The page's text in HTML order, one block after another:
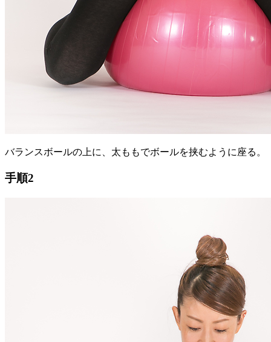
バランスボールの上に、太ももでボールを挟むように座る。
手順2